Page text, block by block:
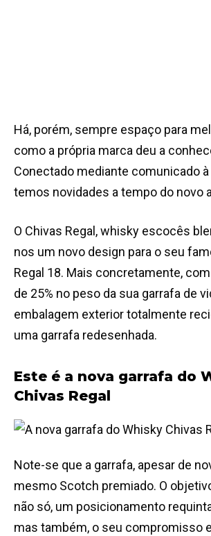
Há, porém, sempre espaço para
como a própria marca deu a
Conectado mediante comunicado
temos novidades a tempo do novo
O Chivas Regal, whisky escocês
nos um novo design para o seu
Regal 18. Mais concretamente,
de 25% no peso da sua garrafa de
embalagem exterior totalmente
uma garrafa redesenhada.
Este é a nova garrafa do
Chivas Regal
Note-se que a garrafa, apesar de
mesmo Scotch premiado. O
não só, um posicionamento
mas também, o seu compromisso